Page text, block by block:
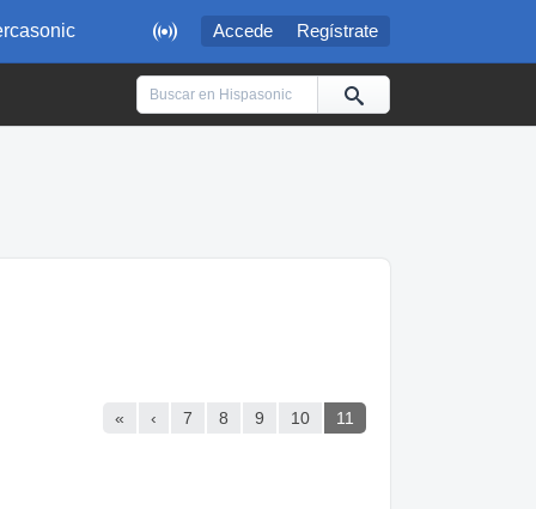
 Accede Regístrate
« ‹ 7 8 9 10 11